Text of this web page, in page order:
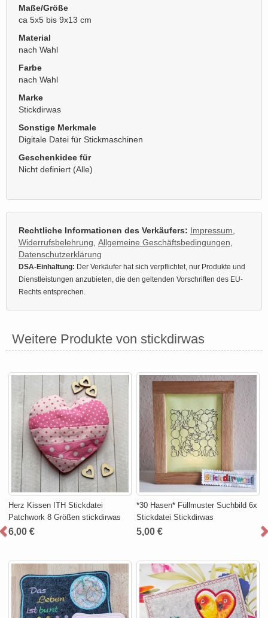
Maße/Größe
ca 5x5 bis 9x13 cm
Material
nach Wahl
Farbe
nach Wahl
Marke
Stickdirwas
Sonstige Merkmale
Digitale Datei für Stickmaschinen
Geschenkidee für
Nicht definiert (Alle)
Rechtliche Informationen des Verkäufers: Impressum,
Widerrufsbelehrung, Allgemeine Geschäftsbedingungen,
Datenschutzerklärung
DSA-Einhaltung: Der Verkäufer hat sich verpflichtet, nur Produkte und
Dienstleistungen anzubieten, die den geltenden Vorschriften des EU-
Rechts entsprechen.
Weitere Produkte von stickdirwas
Herz Kissen ITH Stickdatei
Patchwork 8 Größen stickdirwas
6,00 €
*30 Hasen* Füllmuster Suchbild 6x
Stickdatei Stickdirwas
5,00 €